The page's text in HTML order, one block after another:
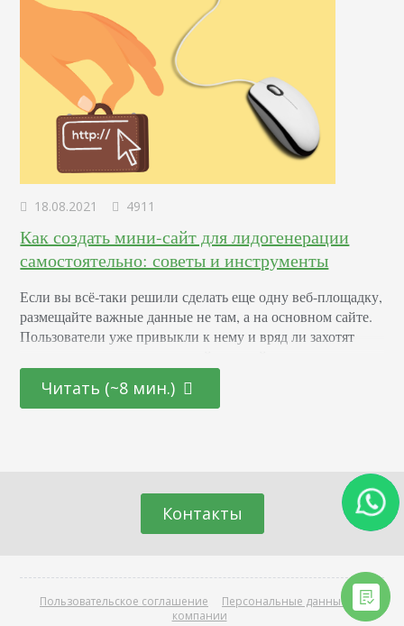
18.08.2021 4911
Как создать мини-сайт для лидогенерации
самостоятельно: советы и инструменты
Если вы всё-таки решили сделать еще одну веб-площадку,
размещайте важные данные не там, а на основном сайте.
Пользователи уже привыкли к нему и вряд ли захотят
необходимой для покупки или заказа информации. Во
всех этих случаях вполне реально добиться ранжирования
Читать (~8 мин.)
Контакты
Пользовательское соглашение Персональные данные
О
компании